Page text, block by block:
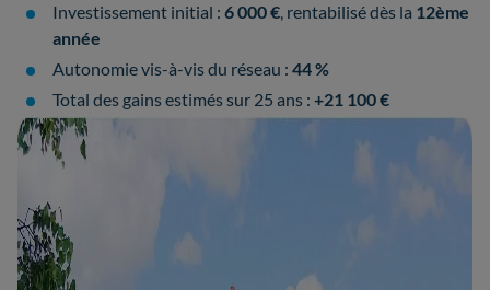
Investissement initial : 6 000 €, rentabilisé dès la 12ème
année
Autonomie vis-à-vis du réseau : 44 %
Total des gains estimés sur 25 ans : +21 100 €